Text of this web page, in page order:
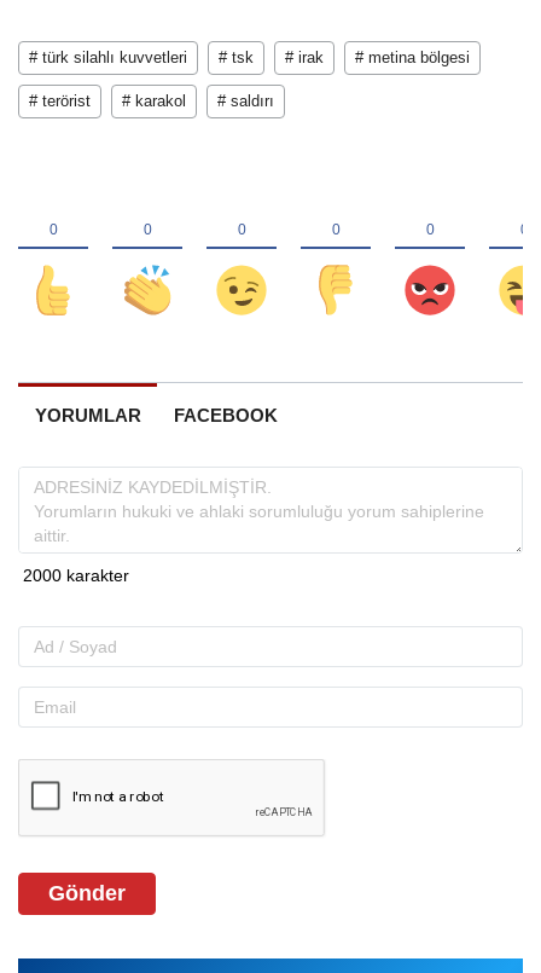
# türk silahlı kuvvetleri # tsk # irak # metina bölgesi
# terörist # karakol # saldırı
YORUMLAR FACEBOOK
Gönder